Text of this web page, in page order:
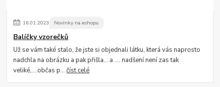
16.01.2023 Novinky na eshopu
Balíčky vzorečků
Už se vám také stalo, že jste si objednali látku, která vás naprosto
nadchla na obrázku a pak přišla....a .... nadšení není zas tak
veliké,....občas p...číst celé